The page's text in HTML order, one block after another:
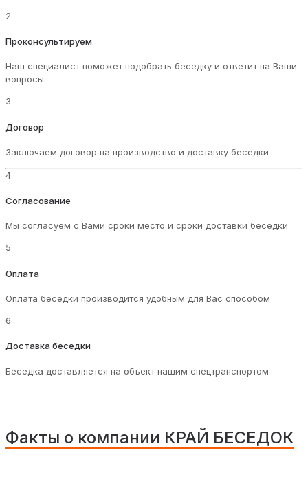
2
Проконсультируем
Наш специалист поможет подобрать беседку и ответит на Ваши
вопросы
3
Договор
Заключаем договор на производство и доставку беседки
4
Согласование
Мы согласуем с Вами сроки место и сроки доставки беседки
5
Оплата
Оплата беседки производится удобным для Вас способом
6
Доставка беседки
Беседка доставляется на объект нашим спецтранспортом
Факты о компании КРАЙ БЕСЕДОК